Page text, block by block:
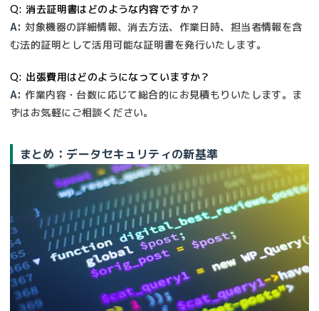
Q: 消去証明書はどのような内容ですか？
A: 対象機器の詳細情報、消去方法、作業日時、担当者情報を含
む法的証明として活用可能な証明書を発行いたします。
Q: 出張費用はどのようになっていますか？
A: 作業内容・台数に応じて総合的にお見積もりいたします。ま
ずはお気軽にご相談ください。
まとめ：データセキュリティの新基準